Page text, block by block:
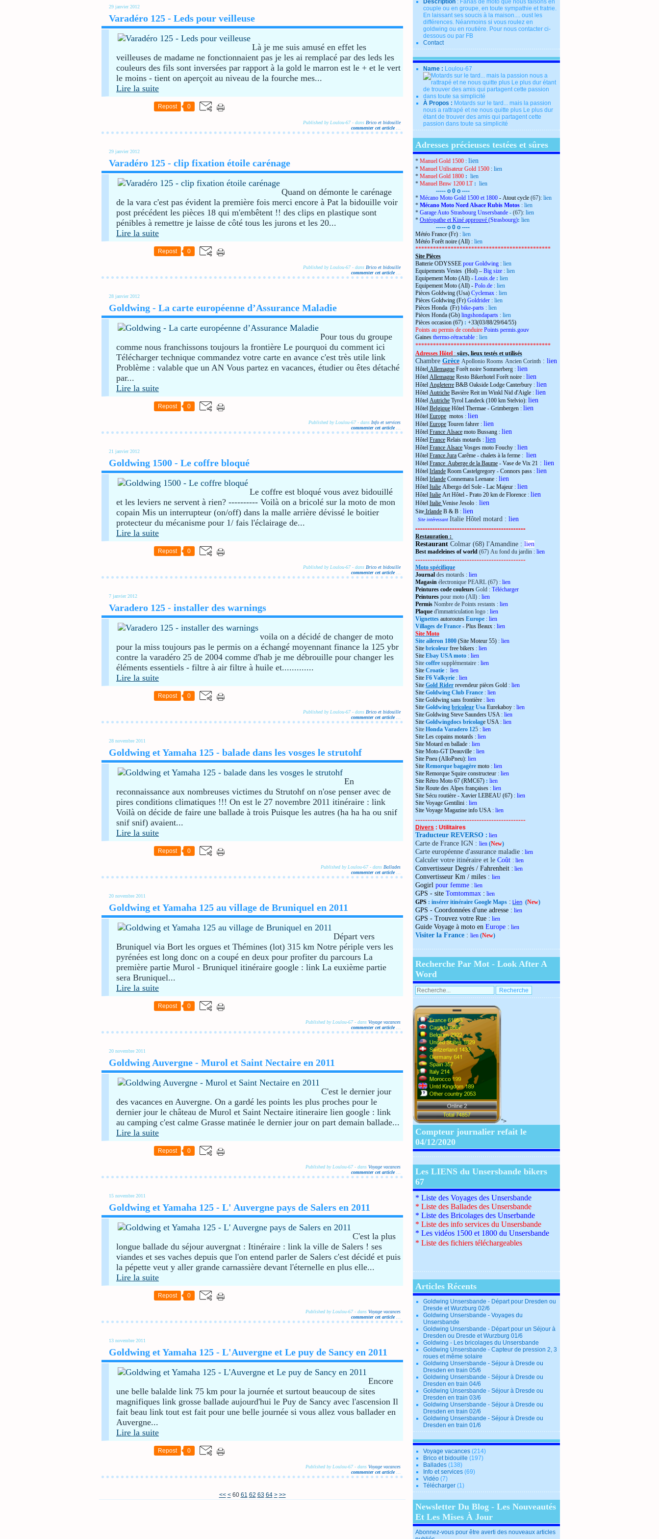
29 janvier 2012
Varadéro 125 - Leds pour veilleuse
Là je me suis amusé en effet les
veilleuses de madame ne fonctionnaient pas je les ai remplacé par des leds les
couleurs des fils sont inversées par rapport à la gold le marron est le + et le vert
le moins - tient on aperçoit au niveau de la fourche mes...
Lire la suite
Repost 0
Published by Loulou-67 - dans Brico et bidouille
commenter cet article
29 janvier 2012
Varadéro 125 - clip fixation étoile carénage
Quand on démonte le carénage
de la vara c'est pas évident la première fois merci encore à Pat la bidouille voir
post précédent les pièces 18 qui m'embêtent !! des clips en plastique sont
pénibles à remettre je laisse de côté tous les jurons et les 20...
Lire la suite
Repost 0
Published by Loulou-67 - dans Brico et bidouille
commenter cet article
28 janvier 2012
Goldwing - La carte européenne d’Assurance Maladie
Pour tous du groupe
comme nous franchissons toujours la frontière Le pourquoi du comment ici
Télécharger technique commandez votre carte en avance c'est très utile link
Problème : valable que un AN Vous partez en vacances, étudier ou êtes détaché
par...
Lire la suite
Repost 0
Published by Loulou-67 - dans Info et services
commenter cet article
21 janvier 2012
Goldwing 1500 - Le coffre bloqué
Le coffre est bloqué vous avez bidouillé
et les leviers ne servent à rien? ---------- Voilà on a bricolé sur la moto de mon
copain Mis un interrupteur (on/off) dans la malle arrière dévissé le boitier
protecteur du mécanisme pour 1/ fais l'éclairage de...
Lire la suite
Repost 0
Published by Loulou-67 - dans Brico et bidouille
commenter cet article
7 janvier 2012
Varadero 125 - installer des warnings
voila on a décidé de changer de moto
pour la miss toujours pas le permis on a échangé moyennant finance la 125 ybr
contre la varadéro 25 de 2004 comme d'hab je me débrouille pour changer les
éléments essentiels - filtre à air filtre à huile et.............
Lire la suite
Repost 0
Published by Loulou-67 - dans Brico et bidouille
commenter cet article
28 novembre 2011
Goldwing et Yamaha 125 - balade dans les vosges le strutohf
En
reconnaissance aux nombreuses victimes du Strutohf on n'ose penser avec de
pires conditions climatiques !!! On est le 27 novembre 2011 itinéraire : link
Voilà on décide de faire une ballade à trois Puisque les autres (ha ha ha ou snif
snif snif) avaient...
Lire la suite
Repost 0
Published by Loulou-67 - dans Ballades
commenter cet article
20 novembre 2011
Goldwing et Yamaha 125 au village de Bruniquel en 2011
Départ vers
Bruniquel via Bort les orgues et Thémines (lot) 315 km Notre périple vers les
pyrénées est long donc on a coupé en deux pour profiter du parcours La
première partie Murol - Bruniquel itinéraire google : link La euxième partie
sera Bruniquel...
Lire la suite
Repost 0
Published by Loulou-67 - dans Voyage vacances
commenter cet article
20 novembre 2011
Goldwing Auvergne - Murol et Saint Nectaire en 2011
C'est le dernier jour
des vacances en Auvergne. On a gardé les points les plus proches pour le
dernier jour le château de Murol et Saint Nectaire itineraire lien google : link
au camping c'est calme Grasse matinée le dernier jour on part demain ballade...
Lire la suite
Repost 0
Published by Loulou-67 - dans Voyage vacances
commenter cet article
15 novembre 2011
Goldwing et Yamaha 125 - L' Auvergne pays de Salers en 2011
C'est la plus
longue ballade du séjour auvergnat : Itinéraire : link la ville de Salers ! ses
viandes et ses vaches depuis que l'on entend parler de Salers c'est décidé et puis
la pépette veut y aller grande carnassière devant l'éternelle en plus elle...
Lire la suite
Repost 0
Published by Loulou-67 - dans Voyage vacances
commenter cet article
13 novembre 2011
Goldwing et Yamaha 125 - L'Auvergne et Le puy de Sancy en 2011
Encore
une belle balalde link 75 km pour la journée et surtout beaucoup de sites
magnifiques link grosse ballade aujourd'hui le Puy de Sancy avec l'ascension Il
fait beau link tout est fait pour une belle journée si vous allez vous ballader en
Auvergne...
Lire la suite
Repost 0
Published by Loulou-67 - dans Voyage vacances
commenter cet article
<< < 10
20
30
40
50
60 61 62 63 64 > >>
Description : Fanas de moto que nous faisons en
couple ou en groupe, en toute sympathie et fratrie.
En laissant ses soucis à la maison.... oust les
différences. Néanmoins si vous roulez en
goldwing ou en routière. Pour nous contacter ci-
dessous ou par FB
Contact
Name : Loulou-67
À Propos : Motards sur le tard... mais la passion
nous a rattrapé et ne nous quitte plus Le plus dur
étant de trouver des amis qui partagent cette
passion dans toute sa simplicité
Adresses précieuses testées et sûres
* Manuel Gold 1500 : lien
* Manuel Utilisateur Gold 1500 : lien
* Manuel Gold 1800 : lien
* Manuel Bmw 1200 LT: lien
----- o 0 o ----
* Mécano Moto Gold 1500 et 1800 - Atout cycle (67): lien
* Mécano Moto Nord Alsace Rubis Motos : lien
* Garage Auto Strasbourg Unsersbande - (67): lien
* Ostéopathe et Kiné approuvé (Strasbourg): lien
----- o 0 o ----
Météo France (Fr) : lien
Météo Forêt noire (All) : lien
**********************************************
Site Pièces
Batterie ODYSSEE pour Goldwing : lien
Equipements Vestes (Hol) – Big size : lien
Equipement Moto (All) - Louis.de : lien
Equipement Moto (All) - Polo.de : lien
Pièces Goldwing (Usa) Cyclemax : lien
Pièces Goldwing (Fr) Goldrider : lien
Pièces Honda (Fr) bike-parts : lien
Pièces Honda (Gb) lingshondaparts : lien
Pièces occasion (67) : +33(03/88/29/64/55)
Points au permis de conduire Points permis.gouv
Gaines thermo-rétractable : lien
**********************************************
Adresses Hôtel : sûrs, lieux testés et utilisés
Chambre Grèce Apollonio Rooms Ancien Corinth : lien
Hôtel Allemagne Forêt noire Sommerberg : lien
Hôtel Allemagne Resto Bikerhotel Forêt noire : lien
Hôtel Angleterre B&B Oakside Lodge Canterbury : lien
Hôtel Autriche Bavière Reit im Winkl Nid d'Aigle : lien
Hôtel Autriche Tyrol Landeck (100 km Stelvio): lien
Hôtel Belgique Hôtel Thermae - Grimbergen : lien
Hôtel Europe motos : lien
Hôtel Europe Touren fahrer : lien
Hôtel France Alsace moto Bussang : lien
Hôtel France Relais motards : lien
Hôtel France Alsace Vosges moto Fouchy : lien
Hôtel France Jura Carême - chalets à la ferme : lien
Hôtel France Auberge de la Baume - Vase de Vix 21 : lien
Hôtel Irlande Room Castelgregory - Connors pass : lien
Hôtel Irlande Connemara Leenane : lien
Hôtel Italie Albergo del Sole - Lac Majeur : lien
Hôtel Italie Art Hôtel - Prato 20 km de Florence : lien
Hôtel Italie Venise Jesolo : lien
Site Irlande B & B : lien
Site intéressant Italie Hôtel motard : lien
---------------------------------------------
Restauration :
Restaurant Colmar (68) l'Amandine : lien
Best madeleines of world (67) Au fond du jardin : lien
---------------------------------------------
Moto spécifique
Journal des motards : lien
Magasin électronique PEARL (67) : lien
Peintures code couleurs Gold : Télécharger
Peintures pour moto (All) : lien
Permis Nombre de Points restants : lien
Plaque d'immatriculation logo : lien
Vignettes autoroutes Europe : lien
Villages de France - Plus Beaux : lien
Site Moto
Site aileron 1800 (Site Moteur 55) : lien
Site bricoleur free bikers : lien
Site Ebay USA moto : lien
Site coffre supplémentaire : lien
Site Croatie : lien
Site F6 Valkyrie : lien
Site Gold Rider revendeur pièces Gold : lien
Site Goldwing Club France : lien
Site Goldwing sans frontière : lien
Site Goldwing bricoleur Usa Eurekaboy : lien
Site Goldwing Steve Saunders USA : lien
Site Goldwingdocs bricolage USA : lien
Site Honda Varadero 125 : lien
Site Les copains motards : lien
Site Motard en ballade : lien
Site Moto-GT Deauville : lien
Site Pneu (AlloPneu): lien
Site Remorque bagagère moto : lien
Site Remorque Squire constructeur : lien
Site Rétro Moto 67 (RMC67) : lien
Site Route des Alpes françaises : lien
Site Sécu routière - Xavier LEBEAU (67) : lien
Site Voyage Gentilini : lien
Site Voyage Magazine info USA: lien
---------------------------------------------
Divers : Utilitaires
Traducteur REVERSO : lien
Carte de France IGN : lien (New)
Carte européenne d'assurance maladie : lien
Calculer votre itinéraire et le Coût : lien
Convertisseur Degrés / Fahrenheit : lien
Convertisseur Km / miles : lien
Gogirl pour femme : lien
GPS - site Tomtommax : lien
GPS : insérer itinéraire Google Maps : Lien (New)
GPS - Coordonnées d'une adresse : lien
GPS - Trouvez votre Rue : lien
Guide Voyage à moto en Europe : lien
Visiter la France : lien (New)
Recherche Par Mot - Look After A
Word
">
Compteur journalier refait le
04/12/2020
Les LIENS du Unsersbande bikers
67
* Liste des Voyages des Unsersbande
* Liste des Ballades des Unsersbande
* Liste des Bricolages des Unserbande
* Liste des info services du Unsersbande
* Les vidéos 1500 et 1800 du Unsersbande
* Liste des fichiers téléchargeables
Articles Récents
Goldwing Unsersbande - Départ pour Dresden ou
Dresde et Wurzburg 02/6
Goldwing Unsersbande - Voyages du
Unsersbande
Goldwing Unsersbande - Départ pour un Séjour à
Dresden ou Dresde et Wurzburg 01/6
Goldwing - Les bricolages du Unsersbande
Goldwing Unsersbande - Capteur de pression 2, 3
roues et même solaire
Goldwing Unsersbande - Séjour à Dresde ou
Dresden en train 05/6
Goldwing Unsersbande - Séjour à Dresde ou
Dresden en train 04/6
Goldwing Unsersbande - Séjour à Dresde ou
Dresden en train 03/6
Goldwing Unsersbande - Séjour à Dresde ou
Dresden en train 02/6
Goldwing Unsersbande - Séjour à Dresde ou
Dresden en train 01/6
Voyage vacances (214)
Brico et bidouille (197)
Ballades (138)
Info et services (69)
Vidéo (7)
Télécharger (1)
Newsletter Du Blog - Les Nouveautés
Et Les Mises À Jour
Abonnez-vous pour être averti des nouveaux articles